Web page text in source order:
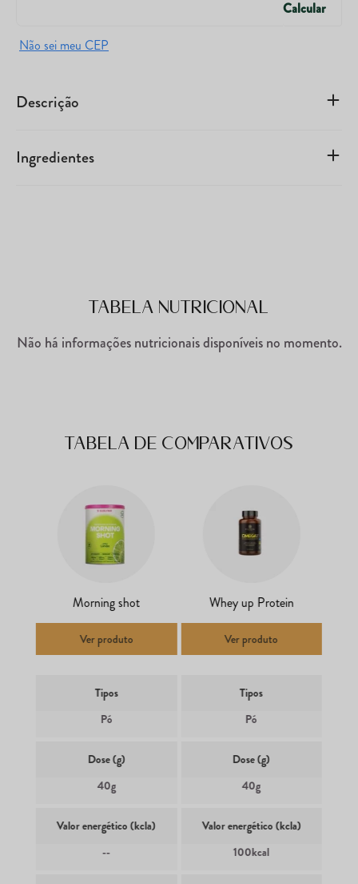
Descrição
Ingredientes
Tabela Nutricional
Não há informações nutricionais disponíveis no momento.
Tabela de comparativos
Morning shot
Ver produto
Tipos
Pó
Dose (g)
40g
Valor energético (kcla)
--
Whey up Protein
Ver produto
Tipos
Pó
Dose (g)
40g
Valor energético (kcla)
100kcal